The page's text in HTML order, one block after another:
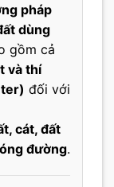
pháp
dùng
gồm cả
và thí
đối với
cát, đất
đường.